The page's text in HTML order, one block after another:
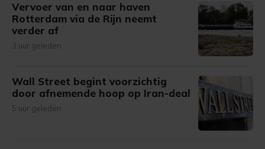
Vervoer van en naar haven
Rotterdam via de Rijn neemt
verder af
3 uur geleden
Wall Street begint voorzichtig
door afnemende hoop op Iran-deal
5 uur geleden